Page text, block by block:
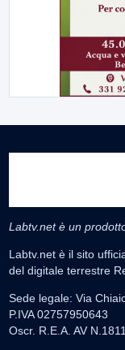
Labtv.net è un
Labtv.net è il sito
del digitale terrestre
Sede legale: Via
P.IVA 02757950643
Oscr. R.E.A. AV